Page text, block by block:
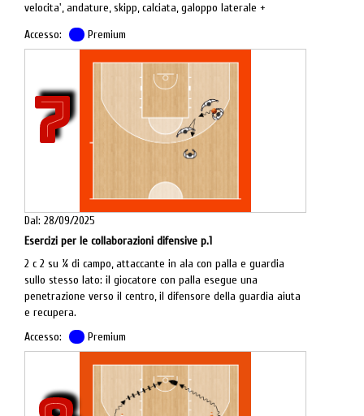
velocita', andature, skipp, calciata, galoppo laterale +
7
Accesso: Premium
Dal: 28/09/2025
Esercizi per le collaborazioni difensive p.1
2 c 2 su ¼ di campo, attaccante in ala con palla e guardia
sullo stesso lato: il giocatore con palla esegue una
penetrazione verso il centro, il difensore della guardia aiuta
e recupera.
Accesso: Premium